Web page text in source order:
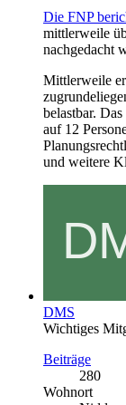
Die FNP
mittlerweile
nachgedacht
Mittlerweile
belastbar.
auf 12
und weitere
DMS
Wichtiges
Beiträge
280
Wohnort